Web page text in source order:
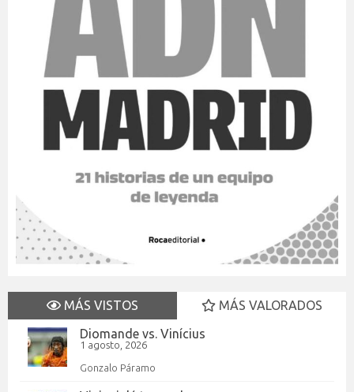
MÁS VISTOS
MÁS VALORADOS
Diomande vs. Vinícius
1 agosto, 2026
Gonzalo Páramo